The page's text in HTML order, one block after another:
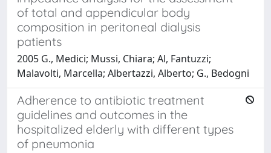
of total and appendicular body
composition in peritoneal dialysis
patients
2005 G., Medici; Mussi, Chiara; Al, Fantuzzi;
Malavolti, Marcella; Albertazzi, Alberto; G., Bedogni
Adherence to antibiotic treatment
guidelines and outcomes in the
hospitalized elderly with different types
of pneumonia